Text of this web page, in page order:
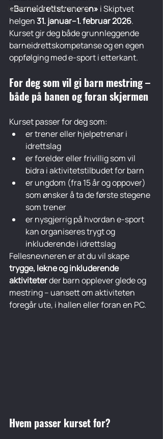
Konferanser og samlinger
«Barneidrettstreneren» i Skiptvet
helgen 31. januar–1. februar 2026.
Kurset gir deg både grunnleggende
barneidrettskompetanse og en egen
oppfølging med e-sport i etterkant.
For deg som vil gi barn mestring –
både på banen og foran skjermen
Kurset passer for deg som:
er trener eller hjelpetrenar i
idrettslag
er forelder eller frivillig som vil
bidra i aktivitetstilbudet for barn
er ungdom (fra 15 år og oppover)
som ønsker å ta de første stegene
som trener
er nysgjerrig på hvordan e-sport
kan organiseres trygt og
inkluderende i idrettslag
Fellesnevneren er at du vil skape
trygge, lekne og inkluderende
aktiviteter der barn opplever glede og
mestring – uansett om aktiviteten
foregår ute, i hallen eller foran en PC.
Hvem passer kurset for?